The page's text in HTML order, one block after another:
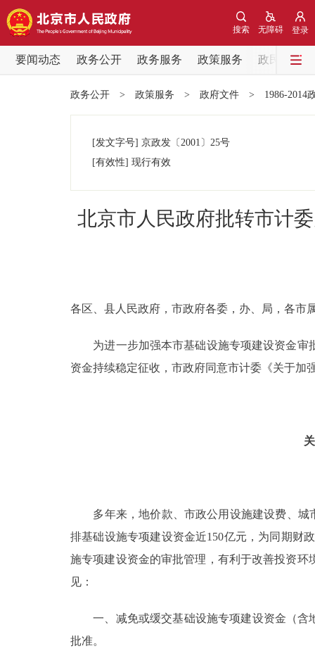
登录
无障碍
搜索
要闻动态 政务公开 政务服务 政策服务
政民互动
党中央精神
政策兑现
决策公开
中介服务
政民互动
参与调查
政务公开 > 政策服务 > 政府文件 > 1986-2014
[发文字号] 京政发 〔2001〕 25号
[有效性] 现行有效
北京市人民政府批转市计
各区、县人民政府，市政府各委，办、局，各市
为进一步加强本市基础设施专项建设资金审
资金持续稳定征收，市政府同意市计委《关于加
多年来，地价款、市政公用设施建设费、城
排基础设施专项建设资金近150亿元，为同期财
施专项建设资金的审批管理，有利于改善投资
见：
一、减免或缓交基础设施专项建设资金（含
批准。